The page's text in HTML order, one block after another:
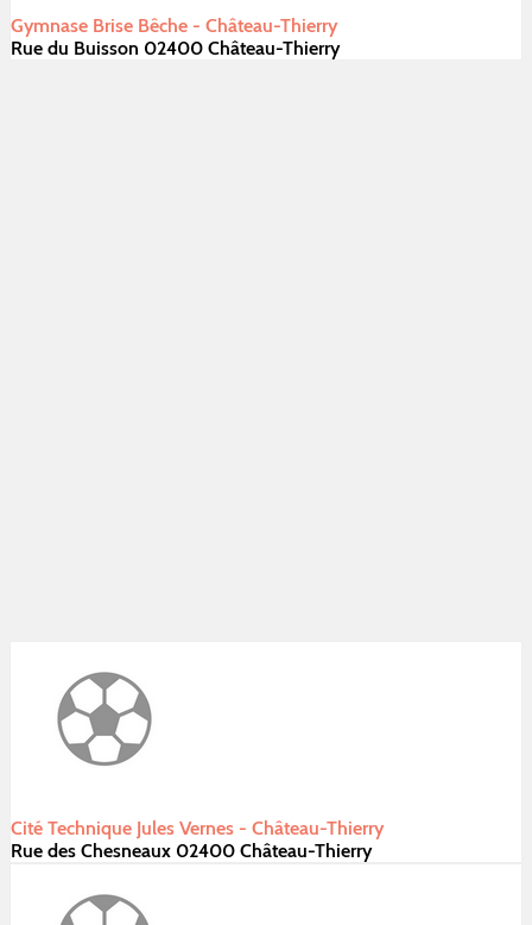
Gymnase Brise Bêche - Château-Thierry
Rue du Buisson 02400 Château-Thierry
Cité Technique Jules Vernes - Château-Thierry
Rue des Chesneaux 02400 Château-Thierry